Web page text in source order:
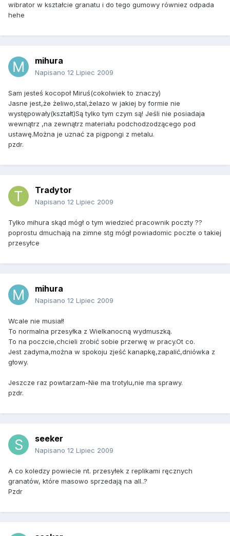
wibrator w kształcie granatu i do tego gumowy równiez odpada
hehe
mihura
Napisano 12 Lipiec 2009
Sam jesteś kocopoł Miruś(cokolwiek to znaczy)
Jasne jest,że żeliwo,stal,żelazo w jakiej by formie nie
występowały(kształt)Są tylko tym czym są! Jeśli nie posiadaja
wewnątrz ,na zewnątrz materiału podchodzodzącego pod
ustawę.Można je uznać za pigpongi z metalu.
pzdr.
Tradytor
Napisano 12 Lipiec 2009
Tylko mihura skąd mógł o tym wiedzieć pracownik poczty ??
poprostu dmuchają na zimne stg mógł powiadomic poczte o takiej
przesyłce
mihura
Napisano 12 Lipiec 2009
Wcale nie musiał!
To normalna przesyłka z Wielkanocną wydmuszką.
To na poczcie,chcieli zrobić sobie przerwę w pracy.Ot co.
Jest zadyma,można w spokoju zjeść kanapkę,zapalić,dniówka z
głowy.
Jeszcze raz powtarzam-Nie ma trotylu,nie ma sprawy.
pzdr.
seeker
Napisano 12 Lipiec 2009
A co koledzy powiecie nt. przesyłek z replikami ręcznych
granatów, które masowo sprzedają na all..?
Pzdr